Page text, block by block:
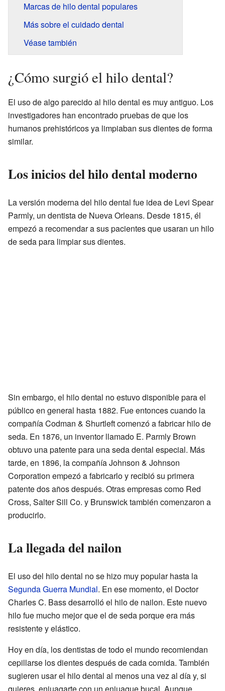
Marcas de hilo dental populares
Más sobre el cuidado dental
Véase también
¿Cómo surgió el hilo dental?
El uso de algo parecido al hilo dental es muy antiguo. Los
investigadores han encontrado pruebas de que los
humanos prehistóricos ya limpiaban sus dientes de forma
similar.
Los inicios del hilo dental moderno
La versión moderna del hilo dental fue idea de Levi Spear
Parmly, un dentista de Nueva Orleans. Desde 1815, él
empezó a recomendar a sus pacientes que usaran un hilo
de seda para limpiar sus dientes.
Sin embargo, el hilo dental no estuvo disponible para el
público en general hasta 1882. Fue entonces cuando la
compañía Codman & Shurtleft comenzó a fabricar hilo de
seda. En 1876, un inventor llamado E. Parmly Brown
obtuvo una patente para una seda dental especial. Más
tarde, en 1896, la compañía Johnson & Johnson
Corporation empezó a fabricarlo y recibió su primera
patente dos años después. Otras empresas como Red
Cross, Salter Sill Co. y Brunswick también comenzaron a
producirlo.
La llegada del nailon
El uso del hilo dental no se hizo muy popular hasta la
Segunda Guerra Mundial. En ese momento, el Doctor
Charles C. Bass desarrolló el hilo de nailon. Este nuevo
hilo fue mucho mejor que el de seda porque era más
resistente y elástico.
Hoy en día, los dentistas de todo el mundo recomiendan
cepillarse los dientes después de cada comida. También
sugieren usar el hilo dental al menos una vez al día y, si